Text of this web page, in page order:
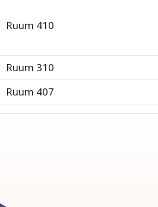
Ruum 410
Ruum 310
Ruum 407